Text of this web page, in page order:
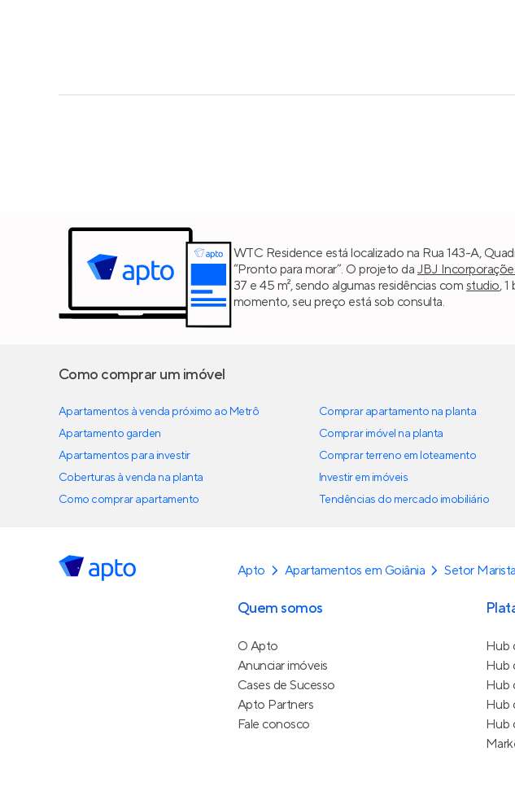
WTC Residence está localizado na Rua 143-A,
“Pronto para morar”. O projeto da JBJ
37 e 45 m², sendo algumas residências com studio,
momento, seu preço está sob consulta.
Como comprar um imóvel
Apartamentos à venda próximo ao Metrô
Apartamento garden
Apartamentos para investir
Coberturas à venda na planta
Como comprar apartamento
Comprar apartamento na planta
Comprar imóvel na planta
Comprar terreno em loteamento
Investir em imóveis
Tendências do mercado imobiliário
Apto Apartamentos em Goiânia Setor Marista
Quem somos
O Apto
Anunciar imóveis
Cases de Sucesso
Apto Partners
Fale conosco
Hub
Hub
Hub
Hub
Hub